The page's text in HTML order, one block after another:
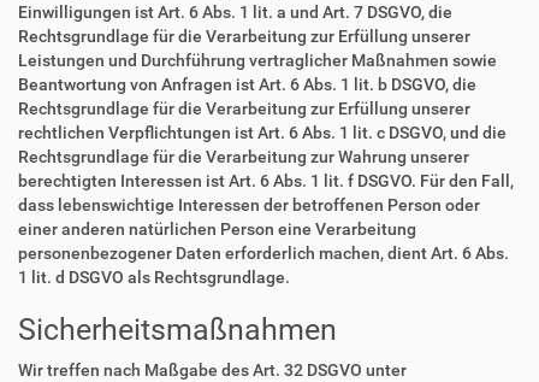
Einwilligungen ist Art. 6 Abs. 1 lit. a und Art. 7 DSGVO, die
Rechtsgrundlage für die Verarbeitung zur Erfüllung unserer
Leistungen und Durchführung vertraglicher Maßnahmen sowie
Beantwortung von Anfragen ist Art. 6 Abs. 1 lit. b DSGVO, die
Rechtsgrundlage für die Verarbeitung zur Erfüllung unserer
rechtlichen Verpflichtungen ist Art. 6 Abs. 1 lit. c DSGVO, und die
Rechtsgrundlage für die Verarbeitung zur Wahrung unserer
berechtigten Interessen ist Art. 6 Abs. 1 lit. f DSGVO. Für den Fall,
dass lebenswichtige Interessen der betroffenen Person oder
einer anderen natürlichen Person eine Verarbeitung
personenbezogener Daten erforderlich machen, dient Art. 6 Abs.
1 lit. d DSGVO als Rechtsgrundlage.
Sicherheitsmaßnahmen
Wir treffen nach Maßgabe des Art. 32 DSGVO unter